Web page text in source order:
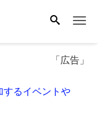
「広告」
するイベントや